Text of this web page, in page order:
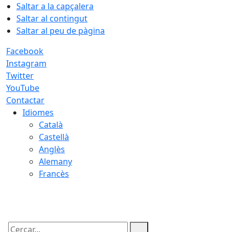
Saltar a la capçalera
Saltar al contingut
Saltar al peu de pàgina
Facebook
Instagram
Twitter
YouTube
Contactar
Idiomes
Català
Castellà
Anglès
Alemany
Francès